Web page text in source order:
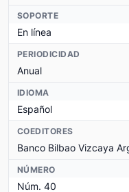
SOPORTE
En línea
PERIODICIDAD
Anual
IDIOMA
Español
COEDITORES
Banco Bilbao Vizcaya
NÚMERO
Núm. 40